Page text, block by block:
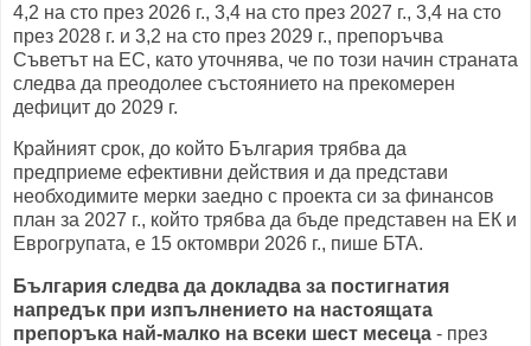
4,2 на сто през 2026 г., 3,4 на сто през 2027 г., 3,4 на сто
през 2028 г. и 3,2 на сто през 2029 г., препоръчва
Съветът на ЕС, като уточнява, че по този начин страната
следва да преодолее състоянието на прекомерен
дефицит до 2029 г.
Крайният срок, до който България трябва да
предприеме ефективни действия и да представи
необходимите мерки заедно с проекта си за финансов
план за 2027 г., който трябва да бъде представен на ЕК и
Еврогрупата, е 15 октомври 2026 г., пише БТА.
България следва да докладва за постигнатия
напредък при изпълнението на настоящата
препоръка най-малко на всеки шест месеца - през